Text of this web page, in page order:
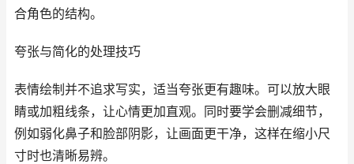
合角色的结构。
夸张与简化的处理技巧
表情绘制并不追求写实，适当夸张更有趣味。可以放大眼
睛或加粗线条，让心情更加直观。同时要学会删减细节，
例如弱化鼻子和脸部阴影，让画面更干净，这样在缩小尺
寸时也清晰易辨。